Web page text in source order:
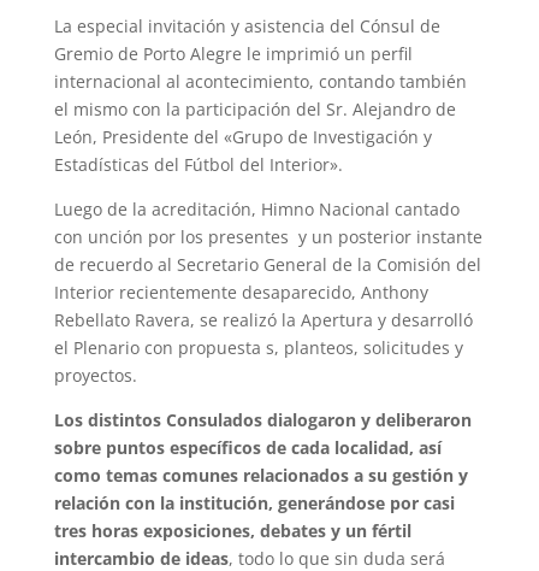
La especial invitación y asistencia del Cónsul de
Gremio de Porto Alegre le imprimió un perfil
internacional al acontecimiento, contando también
el mismo con la participación del Sr. Alejandro de
León, Presidente del «Grupo de Investigación y
Estadísticas del Fútbol del Interior».
Luego de la acreditación, Himno Nacional cantado
con unción por los presentes y un posterior instante
de recuerdo al Secretario General de la Comisión del
Interior recientemente desaparecido, Anthony
Rebellato Ravera, se realizó la Apertura y desarrolló
el Plenario con propuesta s, planteos, solicitudes y
proyectos.
Los distintos Consulados dialogaron y deliberaron
sobre puntos específicos de cada localidad, así
como temas comunes relacionados a su gestión y
relación con la institución, generándose por casi
tres horas exposiciones, debates y un fértil
intercambio de ideas, todo lo que sin duda será